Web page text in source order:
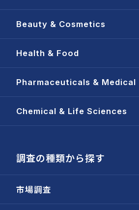
Beauty & Cosmetics
Health & Food
Pharmaceuticals & Medical
Chemical & Life Sciences
調査の種類から探す
市場調査